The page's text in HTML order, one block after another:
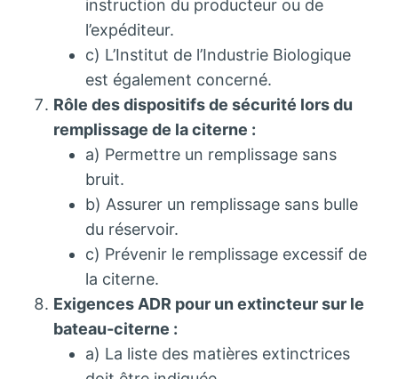
instruction du producteur ou de
l’expéditeur.
c) L’Institut de l’Industrie Biologique
est également concerné.
Rôle des dispositifs de sécurité lors du
remplissage de la citerne :
a) Permettre un remplissage sans
bruit.
b) Assurer un remplissage sans bulle
du réservoir.
c) Prévenir le remplissage excessif de
la citerne.
Exigences ADR pour un extincteur sur le
bateau-citerne :
a) La liste des matières extinctrices